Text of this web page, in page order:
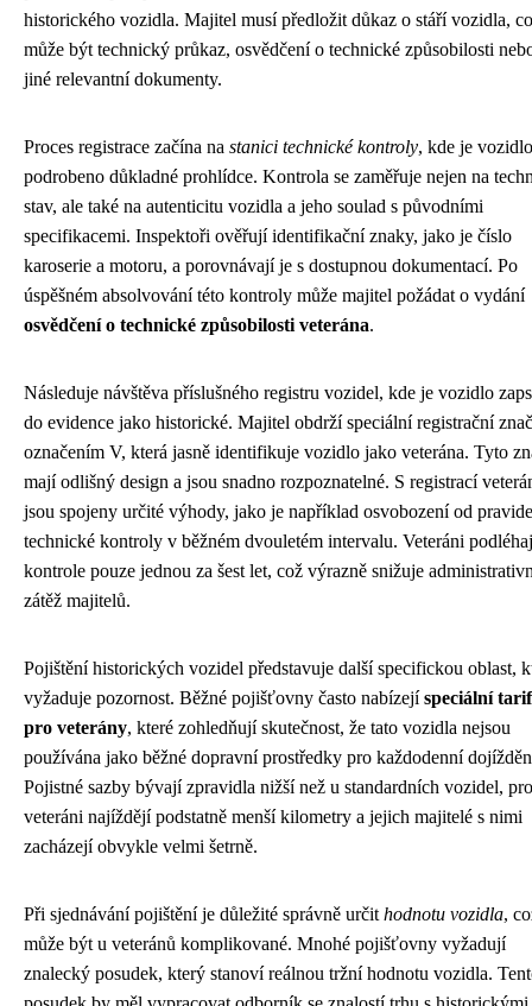
historického vozidla. Majitel musí předložit důkaz o stáří vozidla,
může být technický průkaz, osvědčení o technické způsobilosti
jiné relevantní dokumenty.
Proces registrace začína na stanici technické kontroly, kde je vozidlo
podrobeno důkladné prohlídce. Kontrola se zaměřuje nejen na
stav, ale také na autenticitu vozidla a jeho soulad s původními
specifikacemi. Inspektoři ověřují identifikační znaky, jako je číslo
karoserie a motoru, a porovnávají je s dostupnou dokumentací. Po
úspěšném absolvování této kontroly může majitel požádat o vydání
osvědčení o technické způsobilosti veterána.
Následuje návštěva příslušného registru vozidel, kde je vozidlo
do evidence jako historické. Majitel obdrží speciální registrační
označením V, která jasně identifikuje vozidlo jako veterána. Tyto
mají odlišný design a jsou snadno rozpoznatelné. S registrací
jsou spojeny určité výhody, jako je například osvobození od
technické kontroly v běžném dvouletém intervalu. Veteráni
kontrole pouze jednou za šest let, což výrazně snižuje
zátěž majitelů.
Pojištění historických vozidel představuje další specifickou oblast,
vyžaduje pozornost. Běžné pojišťovny často nabízejíspeciální
pro veterány, které zohledňují skutečnost, že tato vozidla nejsou
používána jako běžné dopravní prostředky pro každodenní
Pojistné sazby bývají zpravidla nižší než u standardních vozidel,
veteráni najíždějí podstatně menší kilometry a jejich majitelé s nimi
zacházejí obvykle velmi šetrně.
Při sjednávání pojištění je důležité správně určit hodnotu vozidla,
může být u veteránů komplikované. Mnohé pojišťovny vyžadují
znalecký posudek, který stanoví reálnou tržní hodnotu vozidla.